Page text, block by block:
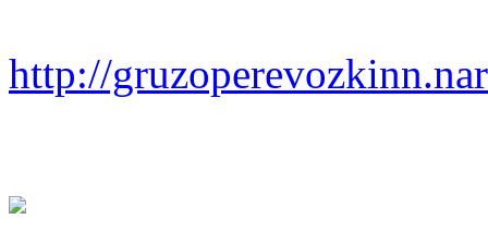
http://